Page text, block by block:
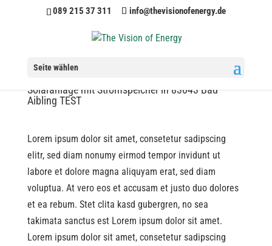
089 215 37 311 info@thevisionofenergy.de
Seite wählen
Solaranlage mit Stromspeicher in 83043 Bad
Aibling TEST
Lorem ipsum dolor sit amet, consetetur sadipscing
elitr, sed diam nonumy eirmod tempor invidunt ut
labore et dolore magna aliquyam erat, sed diam
voluptua. At vero eos et accusam et justo duo dolores
et ea rebum. Stet clita kasd gubergren, no sea
takimata sanctus est Lorem ipsum dolor sit amet.
Lorem ipsum dolor sit amet, consetetur sadipscing